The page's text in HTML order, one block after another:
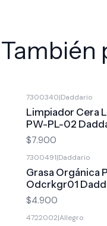
También
7300340|Daddario
Limpiador Cera
PW-PL-02
$7.900
7300491|Daddario
Grasa Orgánica
Odcrkgr01
$4.900
4722002|Allegro